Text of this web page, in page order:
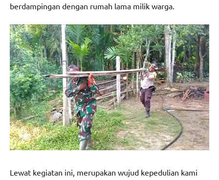
berdampingan dengan rumah lama milik warga.
Lewat kegiatan ini, merupakan wujud kepedulian kami